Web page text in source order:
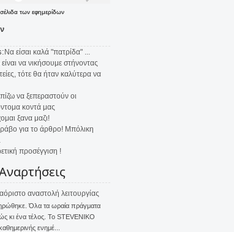
των εφημερίδων
Να είσαι καλά "πατρίδα" ...
να νικήσουμε στήνοντας
τότε θα ήταν καλύτερα να
να ξεπεραστούν οι
κοντά μας
ξανα μαζι!
για το άρθρο! Μπόλικη
προσέγγιση !
αναστολή λειτουργίας
Όλα τα ωραία πράγματα
κι ένα τέλος. Το STEVENIKO
ενημέ...